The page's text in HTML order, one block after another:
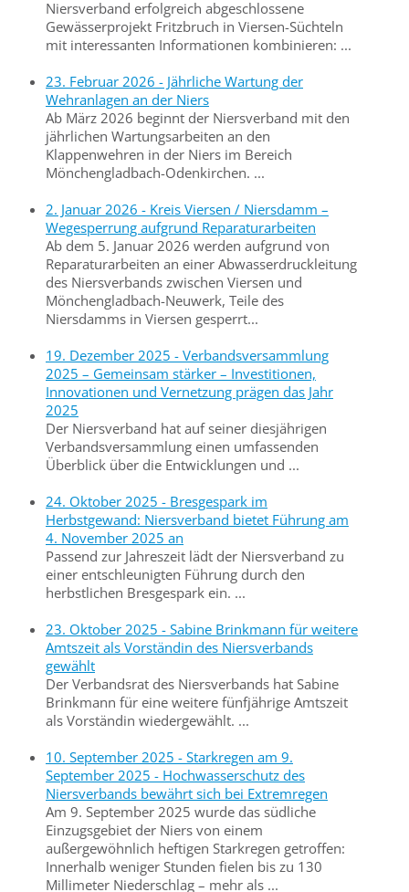
Niersverband erfolgreich abgeschlossene
Gewässerprojekt Fritzbruch in Viersen-Süchteln
mit interessanten Informationen kombinieren: ...
23. Februar 2026 - Jährliche Wartung der
Wehranlagen an der Niers
Ab März 2026 beginnt der Niersverband mit den
jährlichen Wartungsarbeiten an den
Klappenwehren in der Niers im Bereich
Mönchengladbach-Odenkirchen. ...
2. Januar 2026 - Kreis Viersen / Niersdamm –
Wegesperrung aufgrund Reparaturarbeiten
Ab dem 5. Januar 2026 werden aufgrund von
Reparaturarbeiten an einer Abwasserdruckleitung
des Niersverbands zwischen Viersen und
Mönchengladbach-Neuwerk, Teile des
Niersdamms in Viersen gesperrt...
19. Dezember 2025 - Verbandsversammlung
2025 – Gemeinsam stärker – Investitionen,
Innovationen und Vernetzung prägen das Jahr
2025
Der Niersverband hat auf seiner diesjährigen
Verbandsversammlung einen umfassenden
Überblick über die Entwicklungen und ...
24. Oktober 2025 - Bresgespark im
Herbstgewand: Niersverband bietet Führung am
4. November 2025 an
Passend zur Jahreszeit lädt der Niersverband zu
einer entschleunigten Führung durch den
herbstlichen Bresgespark ein. ...
23. Oktober 2025 - Sabine Brinkmann für weitere
Amtszeit als Vorständin des Niersverbands
gewählt
Der Verbandsrat des Niersverbands hat Sabine
Brinkmann für eine weitere fünfjährige Amtszeit
als Vorständin wiedergewählt. ...
10. September 2025 - Starkregen am 9.
September 2025 - Hochwasserschutz des
Niersverbands bewährt sich bei Extremregen
Am 9. September 2025 wurde das südliche
Einzugsgebiet der Niers von einem
außergewöhnlich heftigen Starkregen getroffen:
Innerhalb weniger Stunden fielen bis zu 130
Millimeter Niederschlag – mehr als ...